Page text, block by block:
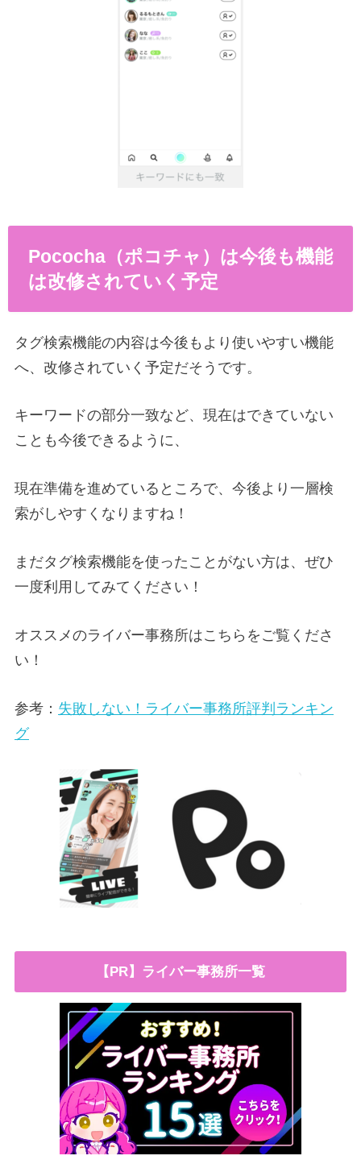
Pococha（ポコチャ）は今後も機能
は改修されていく予定
タグ検索機能の内容は今後もより使いやすい機能
へ、改修されていく予定だそうです。
キーワードの部分一致など、現在はできていない
ことも今後できるように、
現在準備を進めているところで、今後より一層検
索がしやすくなりますね！
まだタグ検索機能を使ったことがない方は、ぜひ
一度利用してみてください！
オススメのライバー事務所はこちらをご覧くださ
い！
参考： 失敗しない！ライバー事務所評判ランキン
グ
【PR】ライバー事務所一覧